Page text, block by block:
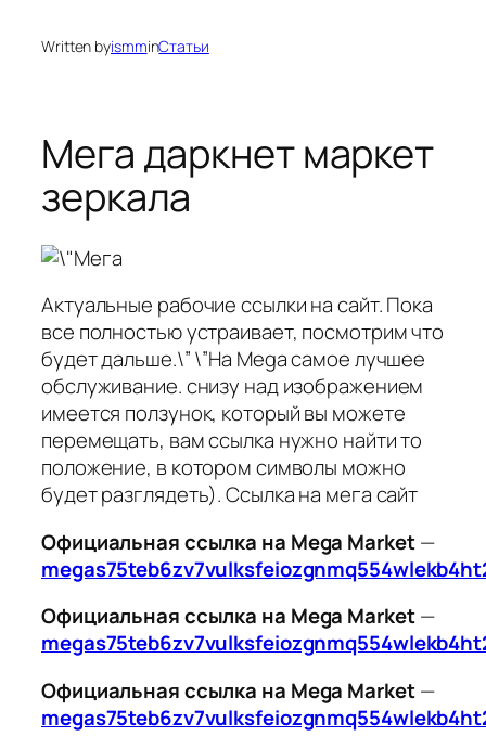
Written byismminСтатьи
Мега даркнет маркет
зеркала
Актуальные рабочие ссылки на сайт. Пока
все полностью устраивает, посмотрим что
будет дальше.\” \”На Mega самое лучшее
обслуживание. снизу над изображением
имеется ползунок, который вы можете
перемещать, вам ссылка нужно найти то
положение, в котором символы можно
будет разглядеть). Ссылка на мега сайт
Официальная ссылка на Mega Market—
Официальная ссылка на Mega Market—
Официальная ссылка на Mega Market—